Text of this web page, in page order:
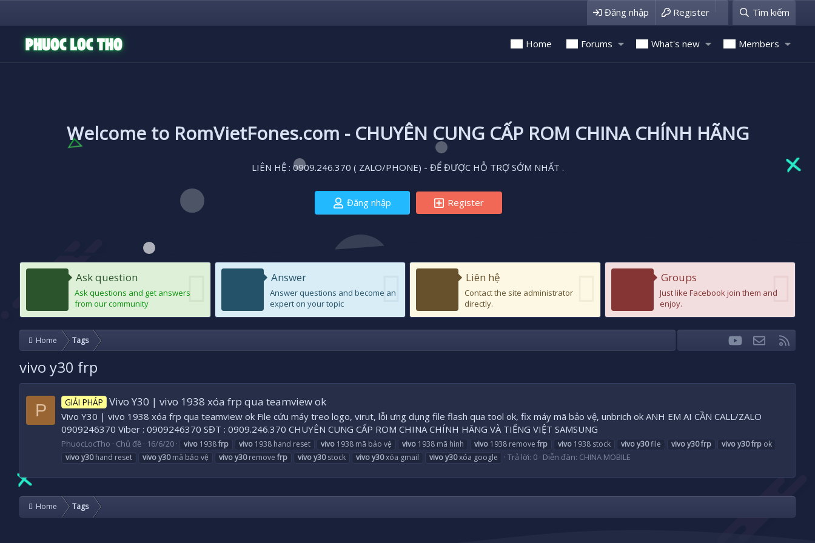
Đăng nhập Register Tìm kiếm
Home Forums What's new Members
Welcome to RomVietFones.com - CHUYÊN CUNG CẤP ROM CHINA CHÍNH HÃNG
LIÊN HỆ : 0909.246.370 ( ZALO/PHONE) - ĐỂ ĐƯỢC HỖ TRỢ SỚM NHẤT .
Đăng nhập Register
Ask question
Ask questions and get answers
from our community
Answer
Answer questions and become an
expert on your topic
Liên hệ
Contact the site administrator
directly.
Groups
Just like Facebook join them and
enjoy.
Home Tags FacebookTwitteryoutubeLiên hệ
vivo y30 frp
P GIẢI PHÁP Vivo Y30 | vivo 1938 xóa frp qua teamview ok
Vivo Y30 | vivo 1938 xóa frp qua teamview ok File cứu máy treo logo, virut, lỗi ưng dụng file flash qua tool ok, fix máy mã bảo vệ, unbrich ok ANH EM AI CẦN CALL/ZALO
0909246370 Viber : 0909246370 SĐT : 0909.246.370 CHUYÊN CUNG CẤP ROM CHINA CHÍNH HÃNG VÀ TIẾNG VIỆT SAMSUNG
PhuocLocTho Chủ đề 16/6/20 vivo 1938frp vivo 1938 hand reset vivo 1938 mã bảo vệ vivo 1938 mã hình vivo 1938 removefrp vivo 1938 stock vivoy30file vivoy30frp vivoy30frp ok
vivoy30hand reset vivoy30mã bảo vệ vivoy30removefrp vivoy30stock vivoy30xóa gmail vivoy30xóa google Trả lời: 0 Diễn đàn: CHINA MOBILE
Home Tags